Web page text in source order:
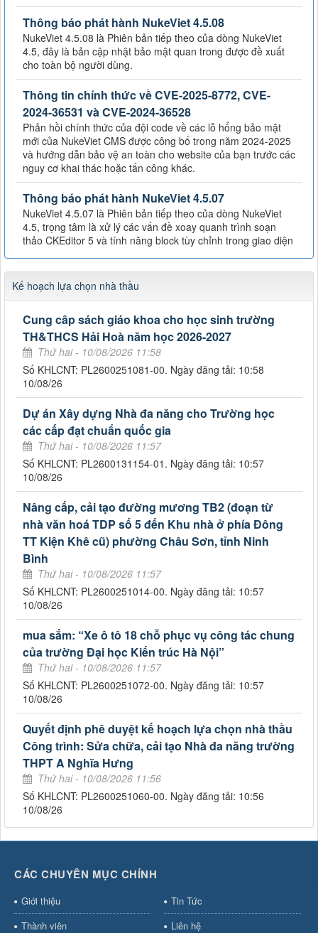
Thông báo phát hành NukeViet 4.5.08
NukeViet 4.5.08 là Phiên bản tiếp theo của dòng NukeViet
4.5, đây là bản cập nhật bảo mật quan trong được đề xuất
cho toàn bộ người dùng.
Thông tin chính thức về CVE-2025-8772, CVE-
2024-36531 và CVE-2024-36528
Phản hồi chính thức của đội code về các lỗ hổng bảo mật
mới của NukeViet CMS được công bố trong năm 2024-2025
và hướng dẫn bảo vệ an toàn cho website của bạn trước các
nguy cơ khai thác hoặc tấn công khác.
Thông báo phát hành NukeViet 4.5.07
NukeViet 4.5.07 là Phiên bản tiếp theo của dòng NukeViet
4.5, trọng tâm là xử lý các vấn đề xoay quanh trình soạn
thảo CKEditor 5 và tính năng block tùy chỉnh trong giao diện
Kế hoạch lựa chọn nhà thầu
Cung câp sách giáo khoa cho học sinh trường
TH&THCS Hải Hoà năm học 2026-2027
Thứ hai - 10/08/2026 11:58
Số KHLCNT: PL2600251081-00. Ngày đăng tải: 10:58
10/08/26
Dự án Xây dựng Nhà đa năng cho Trường học
các cấp đạt chuẩn quốc gia
Thứ hai - 10/08/2026 11:57
Số KHLCNT: PL2600131154-01. Ngày đăng tải: 10:57
10/08/26
Nâng cấp, cải tạo đường mương TB2 (đoạn từ
nhà văn hoá TDP số 5 đến Khu nhà ở phía Đông
TT Kiện Khê cũ) phường Châu Sơn, tỉnh Ninh
Bình
Thứ hai - 10/08/2026 11:57
Số KHLCNT: PL2600251014-00. Ngày đăng tải: 10:57
10/08/26
mua sắm: “Xe ô tô 18 chỗ phục vụ công tác chung
của trường Đại học Kiến trúc Hà Nội”
Thứ hai - 10/08/2026 11:57
Số KHLCNT: PL2600251072-00. Ngày đăng tải: 10:57
10/08/26
Quyết định phê duyệt kế hoạch lựa chọn nhà thầu
Công trình: Sửa chữa, cải tạo Nhà đa năng trường
THPT A Nghĩa Hưng
Thứ hai - 10/08/2026 11:56
Số KHLCNT: PL2600251060-00. Ngày đăng tải: 10:56
10/08/26
CÁC CHUYÊN MỤC CHÍNH
Giới thiệu
Tin Tức
Thành viên
Liên hệ